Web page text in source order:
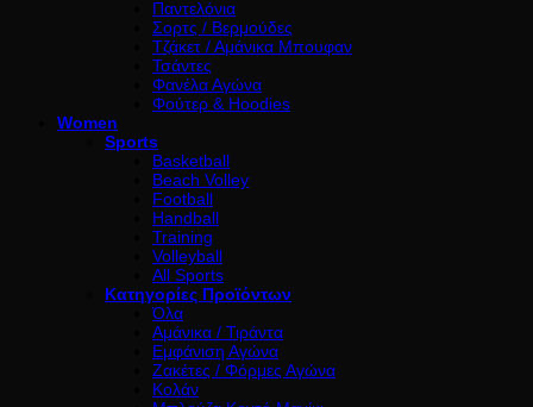
Παντελόνια
Σορτς / Βερμούδες
Τζάκετ / Αμάνικα Μπουφαν
Τσάντες
Φανέλα Αγώνα
Φούτερ & Hoodies
Women
Sports
Basketball
Beach Volley
Football
Handball
Training
Volleyball
All Sports
Κατηγορίες Προϊόντων
Όλα
Αμάνικα / Τιράντα
Εμφάνιση Αγώνα
Ζακέτες / Φόρμες Αγώνα
Κολάν